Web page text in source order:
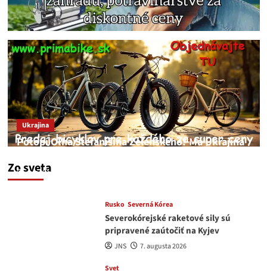
Zo sveta
Ukrajina
Potopí Oľha Stefanišina Zelenského? Má Ukrajina
JNS
Rusko Severná Kórea
Severokórejské raketové sily sú
pripravené zaútočiť na Kyjev
JNS 7. augusta 2026
Svet